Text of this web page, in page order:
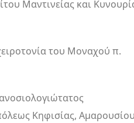
Μαντινείας και
του Μοναχού π.
Κηφισίας,